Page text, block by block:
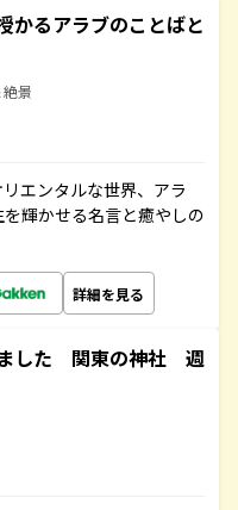
かるアラブのことばと
景
エンタルな世界、アラ
輝かせる名言と癒やしの
詳細を見る
した 関東の神社 週